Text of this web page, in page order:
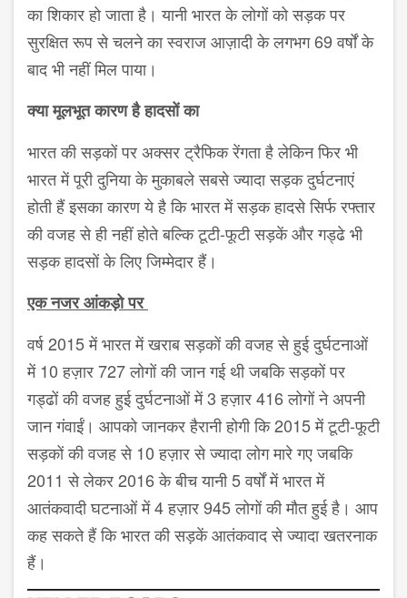
का शिकार हो जाता है। यानी भारत के लोगों को सड़क पर
सुरक्षित रूप से चलने का स्वराज आज़ादी के लगभग 69 वर्षों के
बाद भी नहीं मिल पाया।
क्या मूलभूत कारण है हादसों का
भारत की सड़कों पर अक्सर ट्रैफिक रेंगता है लेकिन फिर भी
भारत में पूरी दुनिया के मुकाबले सबसे ज्यादा सड़क दुर्घटनाएं
होती हैं इसका कारण ये है कि भारत में सड़क हादसे सिर्फ रफ्तार
की वजह से ही नहीं होते बल्कि टूटी-फूटी सड़कें और गड्ढे भी
सड़क हादसों के लिए जिम्मेदार हैं।
एक नजर आंकड़ो पर
वर्ष 2015 में भारत में खराब सड़कों की वजह से हुई दुर्घटनाओं
में 10 हज़ार 727 लोगों की जान गई थी जबकि सड़कों पर
गड्ढों की वजह हुई दुर्घटनाओं में 3 हज़ार 416 लोगों ने अपनी
जान गंवाईं। आपको जानकर हैरानी होगी कि 2015 में टूटी-फूटी
सड़कों की वजह से 10 हज़ार से ज्यादा लोग मारे गए जबकि
2011 से लेकर 2016 के बीच यानी 5 वर्षों में भारत में
आतंकवादी घटनाओं में 4 हज़ार 945 लोगों की मौत हुई है। आप
कह सकते हैं कि भारत की सड़कें आतंकवाद से ज्यादा खतरनाक
हैं।